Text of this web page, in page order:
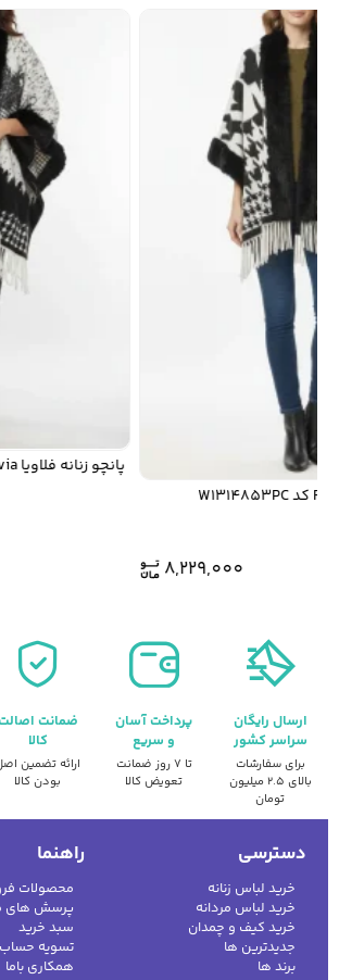
8,229,000
پانچو زنانه فلاویا Flavia کد W1314828PC
ارسال رایگان
سراسر کشور
برای سفارشات
بالای ۲.۵ میلیون
تومان
پرداخت آسان
و سریع
تا ۷ روز ضمانت
تعویض کالا
ضمانت
کالا
ارائه تضمین
بودن کالا
دسترسی
خرید لباس زنانه
خرید لباس مردانه
خرید کیف و چمدان
جدیدترین ها
برند ها
راهنما
محصولات
پرسش های
سبد خرید
تسویه حساب
همکاری باما